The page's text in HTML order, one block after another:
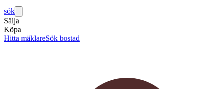
sök
Sälja
Köpa
Hitta mäklareSök bostad